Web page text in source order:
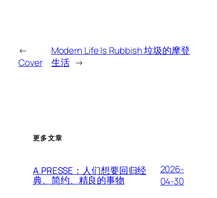
←
Cover
Modern Life Is Rubbish 垃圾的摩登
生活 →
更多文章
A.PRESSE：人们想要回归经
典、简约、精良的事物
2026-
04-30